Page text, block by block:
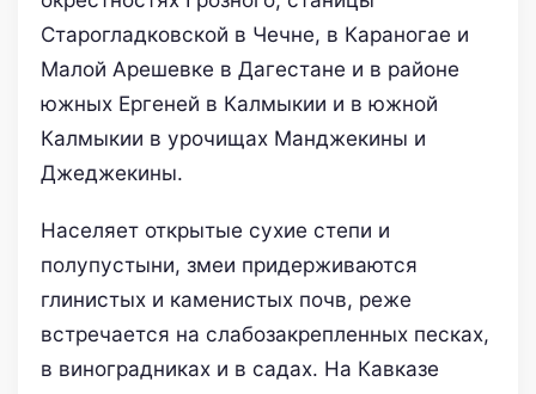
Старогладковской в Чечне, в Караногае и
Малой Арешевке в Дагестане и в районе
южных Ергеней в Калмыкии и в южной
Калмыкии в урочищах Манджекины и
Джеджекины.
Населяет открытые сухие степи и
полупустыни, змеи придерживаются
глинистых и каменистых почв, реже
встречается на слабозакрепленных песках,
в виноградниках и в садах. На Кавказе